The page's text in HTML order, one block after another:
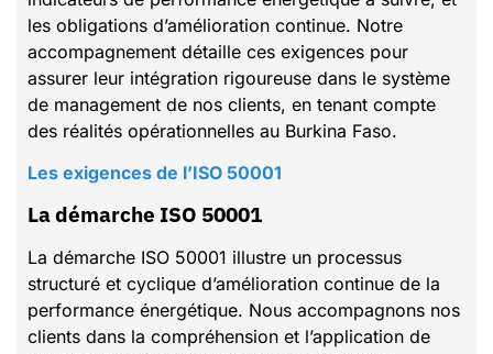
les obligations d’amélioration continue. Notre
accompagnement détaille ces exigences pour
assurer leur intégration rigoureuse dans le système
de management de nos clients, en tenant compte
des réalités opérationnelles au Burkina Faso.
Les exigences de l’ISO 50001
La démarche ISO 50001
La démarche ISO 50001 illustre un processus
structuré et cyclique d’amélioration continue de la
performance énergétique. Nous accompagnons nos
clients dans la compréhension et l’application de